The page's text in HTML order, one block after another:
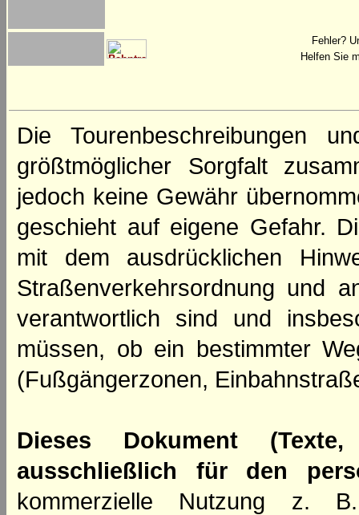
Fehler?
Helfen Sie
Die Tourenbeschreibungen
größtmöglicher Sorgfalt
jedoch keine Gewähr
geschieht auf eigene Gefahr.
mit dem ausdrücklichen
Straßenverkehrsordnung und
verantwortlich sind und
müssen, ob ein bestimmter
(Fußgängerzonen,
Dieses Dokument
ausschließlich für den
kommerzielle Nutzung z.